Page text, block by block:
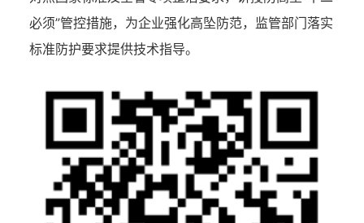
必须”管控措施，为企业强化高坠防范，监管部门落实
标准防护要求提供技术指导。